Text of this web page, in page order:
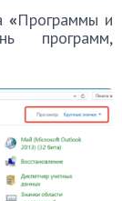
«Программы и
программ,